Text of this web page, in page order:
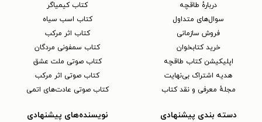
دربارهٔ طاقچه
سوال‌های متداول
فروش سازمانی
خرید کتابخوان
اپلیکیشن کتاب طاقچه
هدیه اشتراک بی‌نهایت
مجلهٔ معرفی و نقد کتاب
کتاب کیمیاگر
کتاب اسب سیاه
کتاب اثر مرکب
کتاب سمفونی مردگان
کتاب صوتی ملت عشق
کتاب صوتی اثر مرکب
کتاب صوتی عادت‌های اتمی
دسته بندی پیشنهادی نویسنده‌های پیشنهادی